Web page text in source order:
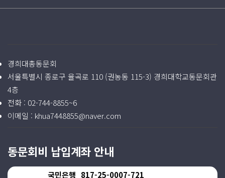
경희대총동문회
서울특별시 종로구 율곡로 110 (권농동 115-3) 경희대학교동문회관
4층
전화 : 02-744-8855~6
이메일 : khua7448855@naver.com
동문회비 납입계좌 안내
국민은행 817-25-0007-721